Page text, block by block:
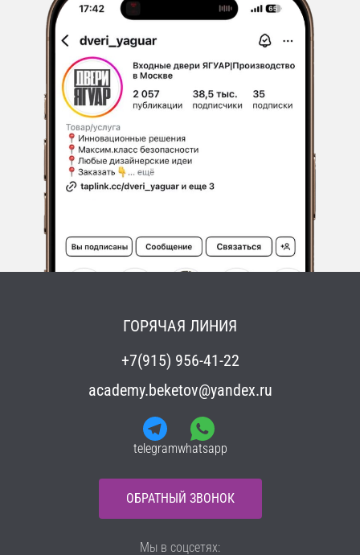
ГОРЯЧАЯ ЛИНИЯ
+7(915) 956-41-22
academy.beketov@yandex.ru
telegramwhatsapp
ОБРАТНЫЙ ЗВОНОК
Мы в соцсетях: